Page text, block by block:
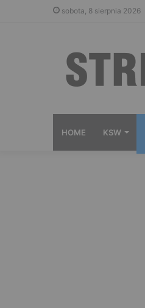
sobota, 8 sierpnia 2026
HOME KSW